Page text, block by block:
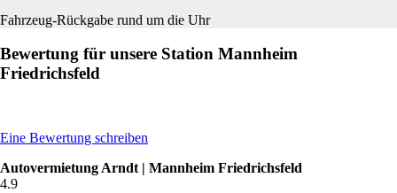
Fahrzeug-Rückgabe rund um die Uhr
Bewertung für unsere Station Mannheim
Friedrichsfeld
Eine Bewertung schreiben
Autovermietung Arndt | Mannheim Friedrichsfeld
4.9